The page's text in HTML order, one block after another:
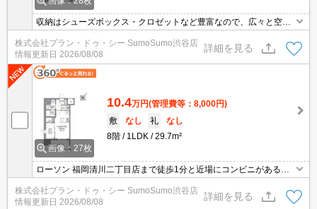
収納はシューズボックス・クロゼットなど豊富なので、広々と空間
を利用することも可能です。室内設備は浴室乾燥機・洗面化粧台な
どが揃っているので、快適に過ごしやすいお部屋になります。共用
部には宅配ボックスが備え付けられているため、荷物の受け取りの
ために早く帰宅する必要がありません。こちらは1LDKになりま
す。
株式会社プラン・ドゥ・シー SumoSumo渋谷店
情報更新日 2026/08/08
詳細を見る
画像：27枚
10.4万円(管理費等：8,000円)
敷
なし 礼
なし
8階
1LDK 29.7m²
ローソン 福岡清川二丁目店まで徒歩1分と近場にコンビニがあるの
もポイント。収納はクロゼット・シューズボックスなど豊富なの
で、広々と空間を利用することも可能です。セキュリティ面は、オ
ートロック・TVインターホンなど充実しているので安心して生活で
株式会社プラン・ドゥ・シー SumoSumo渋谷店
情報更新日 2026/08/08
詳細を見る